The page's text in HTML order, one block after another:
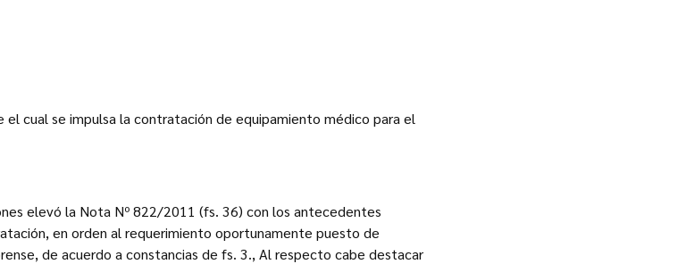
cual se impulsa la contratación de equipamiento médico para el
elevó la Nota Nº 822/2011 (fs. 36) con los antecedentes
en orden al requerimiento oportunamente puesto de
de acuerdo a constancias de fs. 3., Al respecto cabe destacar